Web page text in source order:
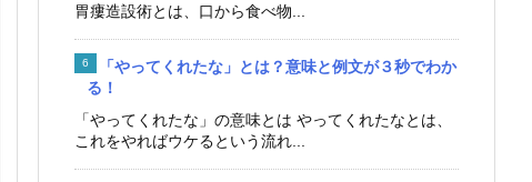
胃瘻造設術とは、口から食べ物...
「やってくれたな」とは？意味と例文が３秒でわか
る！
「やってくれたな」の意味とは やってくれたなとは、
これをやればウケるという流れ...